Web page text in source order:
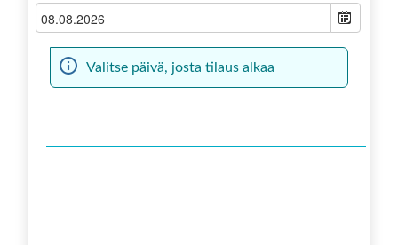
Valitse päivä, josta tilaus alkaa